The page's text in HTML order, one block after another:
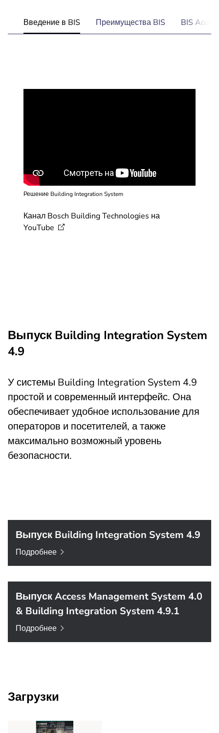
Введение в BIS Преимущества BIS BIS
Решение Building Integration System
Канал Bosch Building Technologies на
YouTube
Выпуск Building Integration System
4.9
У системы Building Integration System 4.9
простой и современный интерфейс. Она
обеспечивает удобное использование для
операторов и посетителей, а также
максимально возможный уровень
безопасности.
Выпуск Building Integration System 4.9
Подробнее
Выпуск Access Management System 4.0
& Building Integration System 4.9.1
Подробнее
Загрузки